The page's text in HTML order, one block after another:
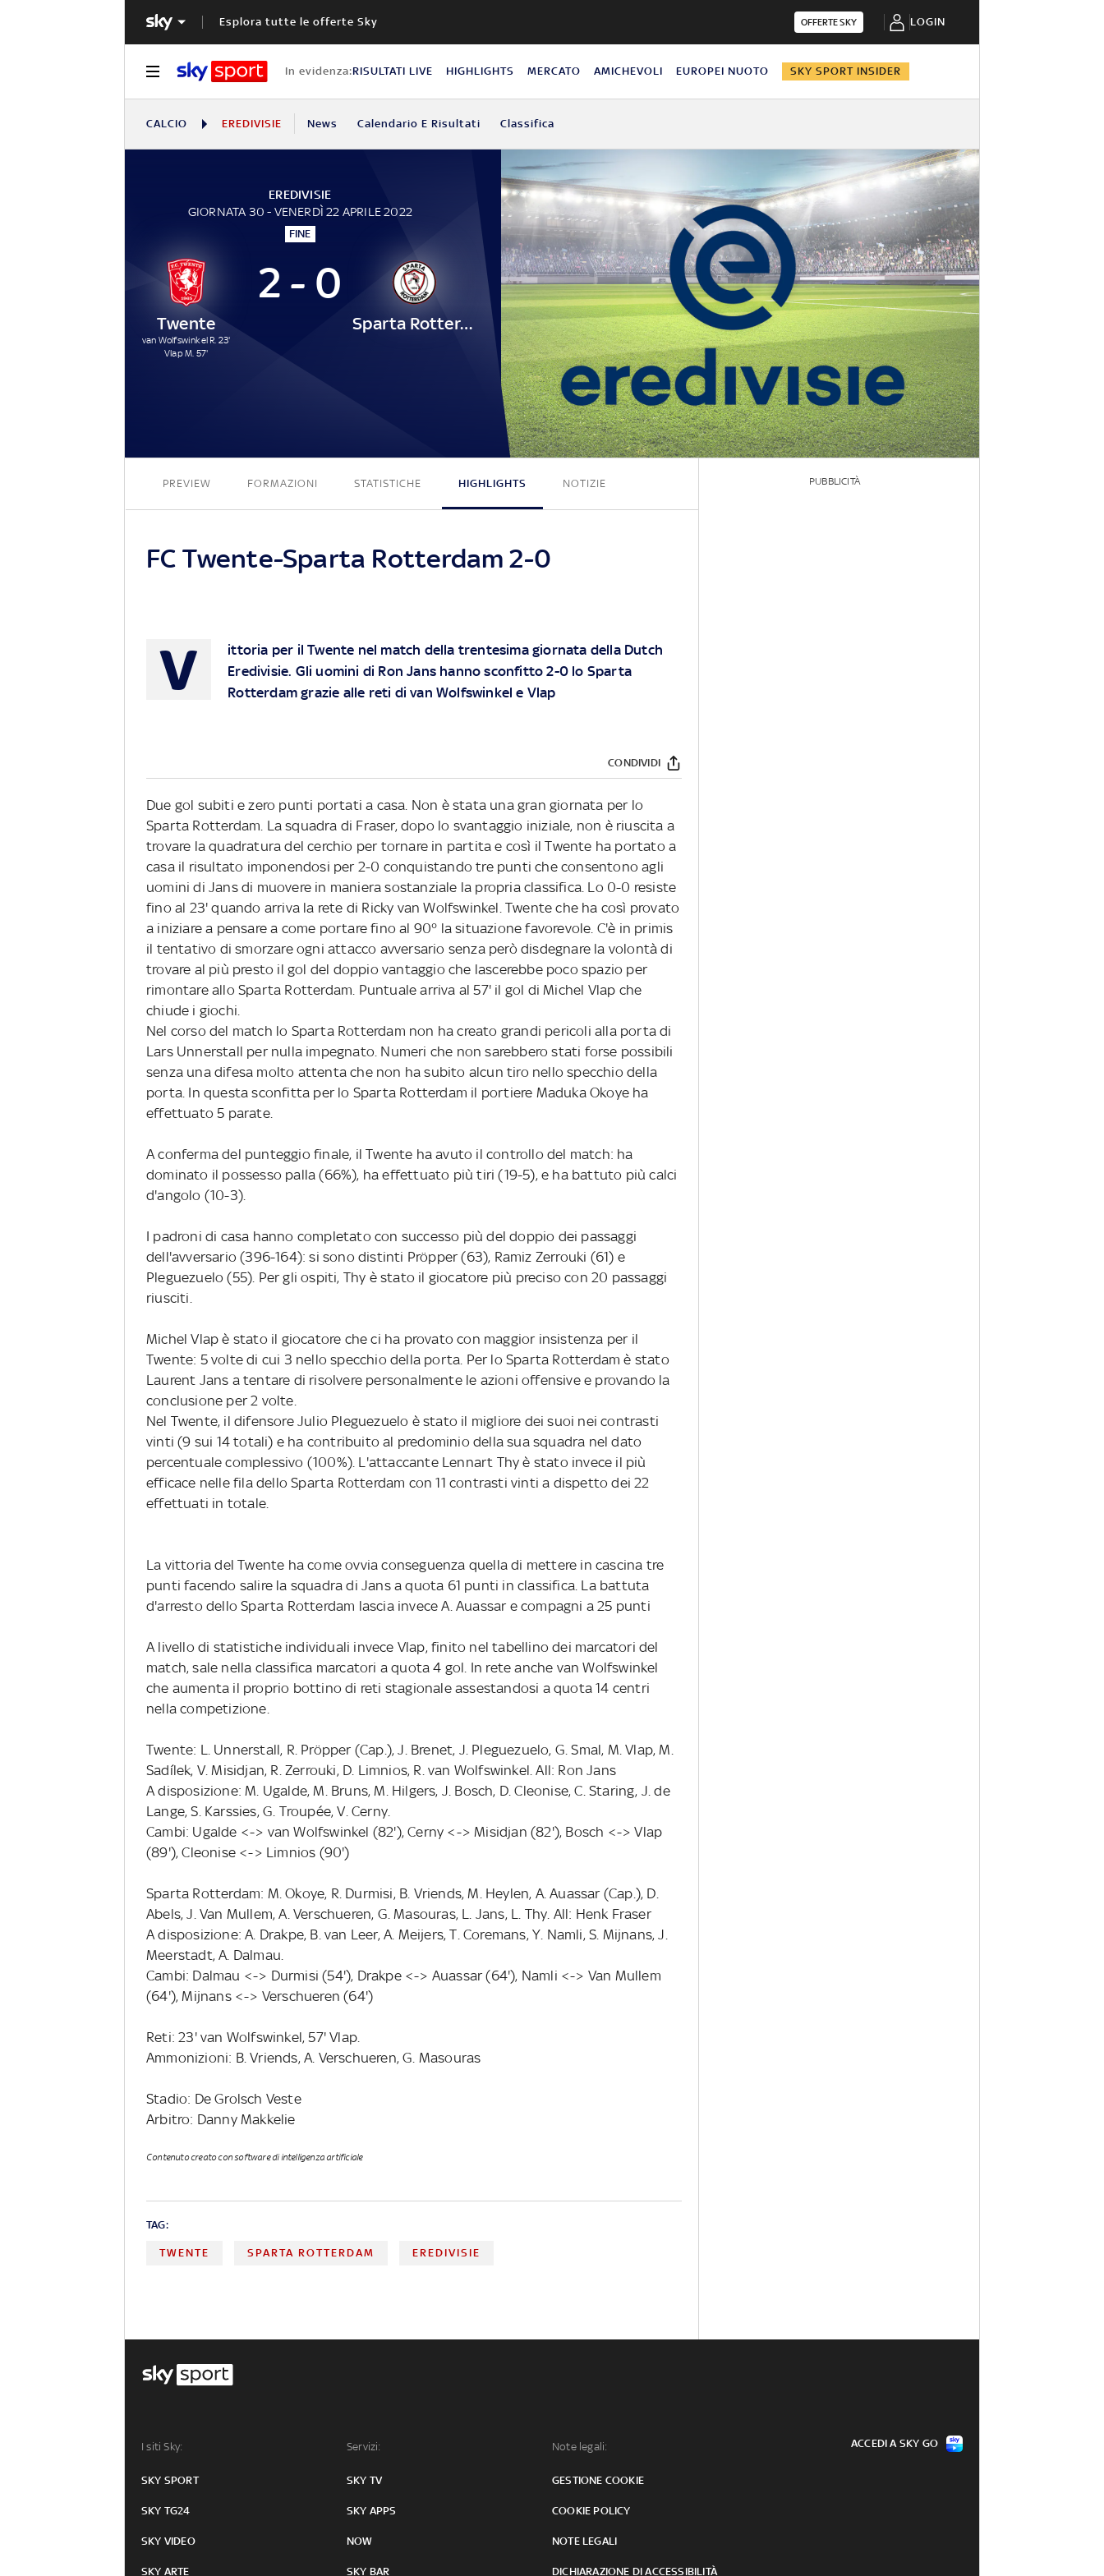
Esplora tutte le offerte Sky OFFERTE SKY LOGIN
In evidenza:RISULTATI LIVE HIGHLIGHTS MERCATO AMICHEVOLI EUROPEI NUOTO SKY SPORT INSIDER
CALCIO EREDIVISIE News Calendario E Risultati Classifica
EREDIVISIE
GIORNATA 30 - VENERDÌ 22 APRILE 2022
FINE
Twente
van Wolfswinkel R. 23'
Vlap M. 57'
2 - 0
Sparta Rotterdam
2 - 0
PREVIEW FORMAZIONI STATISTICHE HIGHLIGHTS NOTIZIE
FC Twente-Sparta Rotterdam 2-0
V
ittoria per il Twente nel match della trentesima giornata della Dutch
Eredivisie. Gli uomini di Ron Jans hanno sconfitto 2-0 lo Sparta
Rotterdam grazie alle reti di van Wolfswinkel e Vlap
CONDIVIDI
Due gol subiti e zero punti portati a casa. Non è stata una gran giornata per lo
Sparta Rotterdam. La squadra di Fraser, dopo lo svantaggio iniziale, non è riuscita a
trovare la quadratura del cerchio per tornare in partita e così il Twente ha portato a
casa il risultato imponendosi per 2-0 conquistando tre punti che consentono agli
uomini di Jans di muovere in maniera sostanziale la propria classifica. Lo 0-0 resiste
fino al 23' quando arriva la rete di Ricky van Wolfswinkel. Twente che ha così provato
a iniziare a pensare a come portare fino al 90° la situazione favorevole. C'è in primis
il tentativo di smorzare ogni attacco avversario senza però disdegnare la volontà di
trovare al più presto il gol del doppio vantaggio che lascerebbe poco spazio per
rimontare allo Sparta Rotterdam. Puntuale arriva al 57' il gol di Michel Vlap che
chiude i giochi.
Nel corso del match lo Sparta Rotterdam non ha creato grandi pericoli alla porta di
Lars Unnerstall per nulla impegnato. Numeri che non sarebbero stati forse possibili
senza una difesa molto attenta che non ha subito alcun tiro nello specchio della
porta. In questa sconfitta per lo Sparta Rotterdam il portiere Maduka Okoye ha
effettuato 5 parate.
A conferma del punteggio finale, il Twente ha avuto il controllo del match: ha
dominato il possesso palla (66%), ha effettuato più tiri (19-5), e ha battuto più calci
d'angolo (10-3).
I padroni di casa hanno completato con successo più del doppio dei passaggi
dell'avversario (396-164): si sono distinti Pröpper (63), Ramiz Zerrouki (61) e
Pleguezuelo (55). Per gli ospiti, Thy è stato il giocatore più preciso con 20 passaggi
riusciti.
Michel Vlap è stato il giocatore che ci ha provato con maggior insistenza per il
Twente: 5 volte di cui 3 nello specchio della porta. Per lo Sparta Rotterdam è stato
Laurent Jans a tentare di risolvere personalmente le azioni offensive e provando la
conclusione per 2 volte.
Nel Twente, il difensore Julio Pleguezuelo è stato il migliore dei suoi nei contrasti
vinti (9 sui 14 totali) e ha contribuito al predominio della sua squadra nel dato
percentuale complessivo (100%). L'attaccante Lennart Thy è stato invece il più
efficace nelle fila dello Sparta Rotterdam con 11 contrasti vinti a dispetto dei 22
effettuati in totale.
La vittoria del Twente ha come ovvia conseguenza quella di mettere in cascina tre
punti facendo salire la squadra di Jans a quota 61 punti in classifica. La battuta
d'arresto dello Sparta Rotterdam lascia invece A. Auassar e compagni a 25 punti
A livello di statistiche individuali invece Vlap, finito nel tabellino dei marcatori del
match, sale nella classifica marcatori a quota 4 gol. In rete anche van Wolfswinkel
che aumenta il proprio bottino di reti stagionale assestandosi a quota 14 centri
nella competizione.
Twente: L. Unnerstall, R. Pröpper (Cap.), J. Brenet, J. Pleguezuelo, G. Smal, M. Vlap, M.
Sadílek, V. Misidjan, R. Zerrouki, D. Limnios, R. van Wolfswinkel. All: Ron Jans
A disposizione: M. Ugalde, M. Bruns, M. Hilgers, J. Bosch, D. Cleonise, C. Staring, J. de
Lange, S. Karssies, G. Troupée, V. Cerny.
Cambi: Ugalde <-> van Wolfswinkel (82'), Cerny <-> Misidjan (82'), Bosch <-> Vlap
(89'), Cleonise <-> Limnios (90')
Sparta Rotterdam: M. Okoye, R. Durmisi, B. Vriends, M. Heylen, A. Auassar (Cap.), D.
Abels, J. Van Mullem, A. Verschueren, G. Masouras, L. Jans, L. Thy. All: Henk Fraser
A disposizione: A. Drakpe, B. van Leer, A. Meijers, T. Coremans, Y. Namli, S. Mijnans, J.
Meerstadt, A. Dalmau.
Cambi: Dalmau <-> Durmisi (54'), Drakpe <-> Auassar (64'), Namli <-> Van Mullem
(64'), Mijnans <-> Verschueren (64')
Reti: 23' van Wolfswinkel, 57' Vlap.
Ammonizioni: B. Vriends, A. Verschueren, G. Masouras
Stadio: De Grolsch Veste
Arbitro: Danny Makkelie
Contenuto creato con software di intelligenza artificiale
TAG:
TWENTE SPARTA ROTTERDAM EREDIVISIE
PUBBLICITÀ
I siti Sky:
SKY SPORT
SKY TG24
SKY VIDEO
SKY ARTE
Servizi:
SKY TV
SKY APPS
NOW
SKY BAR
Note legali:
GESTIONE COOKIE
COOKIE POLICY
NOTE LEGALI
DICHIARAZIONE DI ACCESSIBILITÀ
ACCEDI A SKY GO